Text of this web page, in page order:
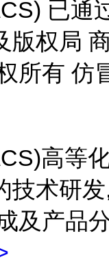
已通
版权局
所有 仿
高等
技术研
及产品